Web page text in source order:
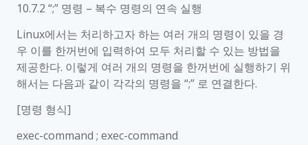
e
r
r
y
P
_
10.7.2 “;” 명령 – 복수 명령의 연속 실행
Linux에서는 처리하고자 하는 여러 개의 명령이 있을 경
우 이를 한꺼번에 입력하여 모두 처리할 수 있는 방법을
제공한다. 이렇게 여러 개의 명령을 한꺼번에 실행하기 위
해서는 다음과 같이 각각의 명령을 “;” 로 연결한다.
[명령 형식]
exec-command ; exec-command